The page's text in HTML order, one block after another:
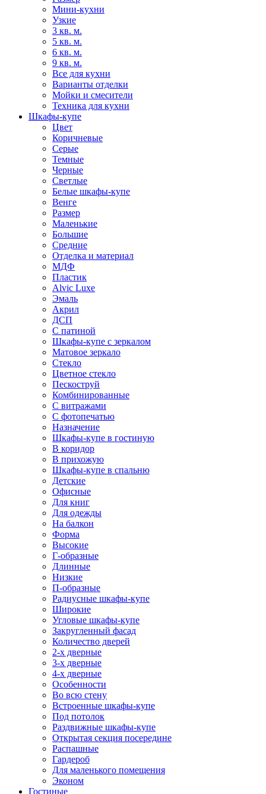
Мини-кухни
Узкие
3 кв. м.
5 кв. м.
6 кв. м.
9 кв. м.
Все для кухни
Варианты отделки
Мойки и смесители
Техника для кухни
Шкафы-купе
Цвет
Коричневые
Серые
Темные
Черные
Светлые
Белые шкафы-купе
Венге
Размер
Маленькие
Большие
Средние
Отделка и материал
МДФ
Пластик
Alvic Luxe
Эмаль
Акрил
ДСП
С патиной
Шкафы-купе с зеркалом
Матовое зеркало
Стекло
Цветное стекло
Пескоструй
Комбинированные
С витражами
С фотопечатью
Назначение
Шкафы-купе в гостиную
В коридор
В прихожую
Шкафы-купе в спальню
Детские
Офисные
Для книг
Для одежды
На балкон
Форма
Высокие
Г-образные
Длинные
Низкие
П-образные
Радиусные шкафы-купе
Широкие
Угловые шкафы-купе
Закругленный фасад
Количество дверей
2-х дверные
3-х дверные
4-х дверные
Особенности
Во всю стену
Встроенные шкафы-купе
Под потолок
Раздвижные шкафы-купе
Открытая секция посередине
Распашные
Гардероб
Для маленького помещения
Эконом
Гостиные